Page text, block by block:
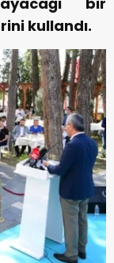
kullandı.